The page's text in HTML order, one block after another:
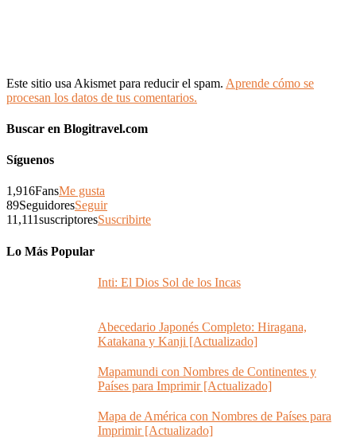
Este sitio usa Akismet para reducir el spam. Aprende cómo se
procesan los datos de tus comentarios.
Buscar en Blogitravel.com
Síguenos
1,916FansMe gusta
89SeguidoresSeguir
11,111suscriptoresSuscribirte
Lo Más Popular
Inti: El Dios Sol de los Incas
Abecedario Japonés Completo: Hiragana,
Katakana y Kanji [Actualizado]
Mapamundi con Nombres de Continentes y
Países para Imprimir [Actualizado]
Mapa de América con Nombres de Países para
Imprimir [Actualizado]